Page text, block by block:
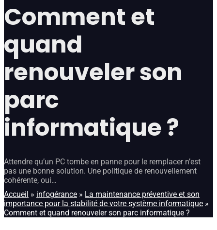
Comment et
quand
renouveler son
parc
informatique ?
Attendre qu’un PC tombe en panne pour le remplacer n’est
pas une bonne solution. Une politique de renouvellement
cohérente, oui…
Accueil » infogérance » La maintenance préventive et son
importance pour la stabilité de votre système informatique »
Comment et quand renouveler son parc informatique ?